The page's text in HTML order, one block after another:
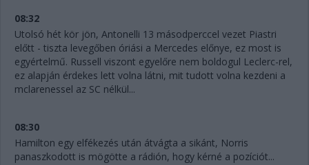
08:32
Utolsó hét kör jön, Antonelli 13 másodperccel vezet Piastri
előtt - tiszta levegőben óriási a Mercedes előnye, ez most is
egyértelmű. Russell viszont egyelőre nem boldogul Leclerc-rel,
ez alapján érdekes lett volna látni, mit tudott volna kezdeni a
mclarenessel az SC nélkül...
08:30
Hamilton egy elfékezés után átvágta a sikánt, Norris
panaszkodott is mögötte a rádión, hogy kérné a pozíciót...